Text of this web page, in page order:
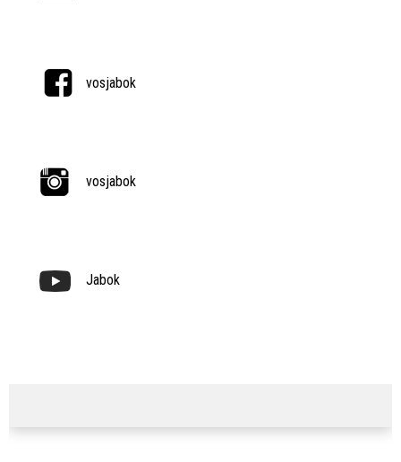
vosjabok
vosjabok
Jabok